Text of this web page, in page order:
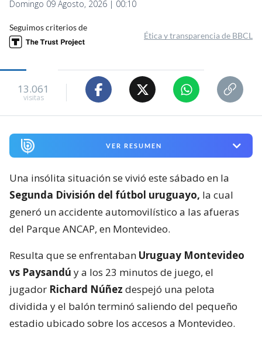
Domingo 09 Agosto, 2026 | 00:10
Seguimos criterios de
Ética y transparencia de BBCL
13.061
visitas
VER RESUMEN
Una insólita situación se vivió este sábado en la
Segunda División del fútbol uruguayo, la cual
generó un accidente automovilístico a las afueras
del Parque ANCAP, en Montevideo.
Resulta que se enfrentaban Uruguay Montevideo
vs Paysandú y a los 23 minutos de juego, el
jugador Richard Núñez despejó una pelota
dividida y el balón terminó saliendo del pequeño
estadio ubicado sobre los accesos a Montevideo.